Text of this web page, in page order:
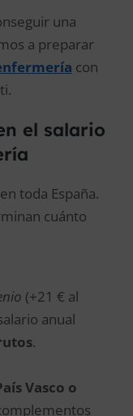
una
a preparar
con
el salario
toda España.
cuánto
(+21 € al
anual
.
Vasco o